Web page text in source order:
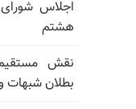
اجلاس
هشتم
بطلان شبهات